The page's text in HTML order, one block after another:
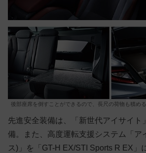
後部座席を倒すことができるので、長尺の荷物も積める
先進安全装備は、「新世代アイサイト
備。また、高度運転支援システム「ア
ス)」を「GT-H EX/STI Sports R EX」